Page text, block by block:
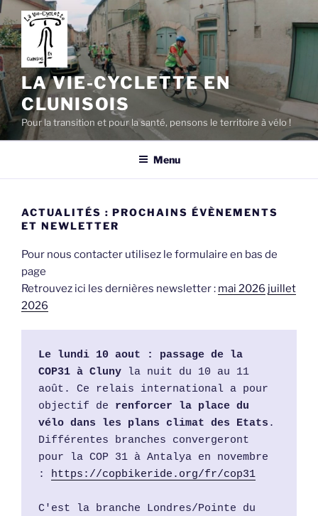
Aller
au
contenu
principal
LA VIE-CYCLETTE EN
CLUNISOIS
Pour la transition et pour la santé, pensons le territoire à vélo !
Menu
ACTUALITÉS : PROCHAINS ÉVÈNEMENTS
ET NEWLETTER
Pour nous contacter utilisez le formulaire en bas de
page
Retrouvez ici les dernières newsletter : mai 2026 juillet
2026
Le lundi 10 aout : passage de la
COP31 à Cluny la nuit du 10 au 11
août. Ce relais international a pour
objectif de renforcer la place du
vélo dans les plans climat des Etats .
Différentes branches convergeront
pour la COP 31 à Antalya en novembre
: https://copbikeride.org/fr/cop31
C'est la branche Londres/Pointe du